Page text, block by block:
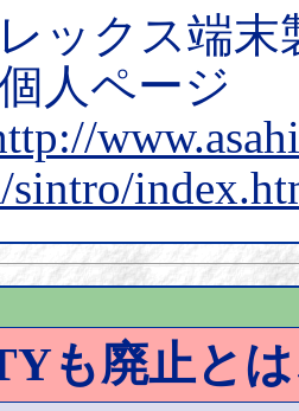
ックス端末
人ページ
sintro/
も廃止と